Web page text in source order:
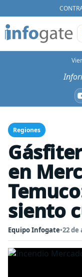
Regiones
en
siento
Equipo Infogate•22 de